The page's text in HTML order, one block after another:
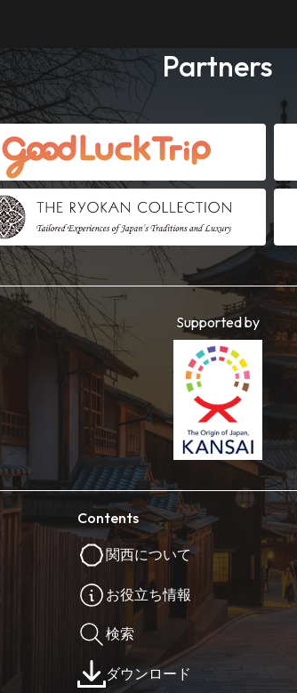
Partners
Supported by
Contents
関西について
お役立ち情報
検索
ダウンロード